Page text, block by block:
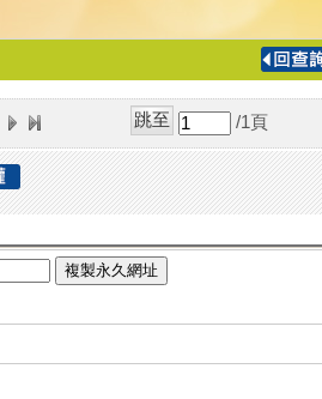
導
/1 頁
複製永久網址